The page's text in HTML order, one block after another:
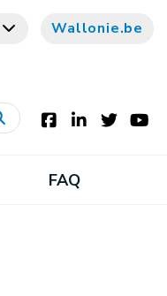
Wallonie.be
FAQ